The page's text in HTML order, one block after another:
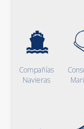
Compañías
Navieras